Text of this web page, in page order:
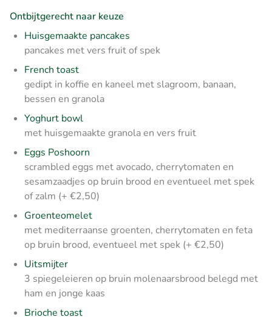
Ontbijtgerecht naar keuze
Huisgemaakte pancakes
pancakes met vers fruit of spek
French toast
gedipt in koffie en kaneel met slagroom, banaan,
bessen en granola
Yoghurt bowl
met huisgemaakte granola en vers fruit
Eggs Poshoorn
scrambled eggs met avocado, cherrytomaten en
sesamzaadjes op bruin brood en eventueel met spek
of zalm (+ €2,50)
Groenteomelet
met mediterraanse groenten, cherrytomaten en feta
op bruin brood, eventueel met spek (+ €2,50)
Uitsmijter
3 spiegeleieren op bruin molenaarsbrood belegd met
ham en jonge kaas
Brioche toast